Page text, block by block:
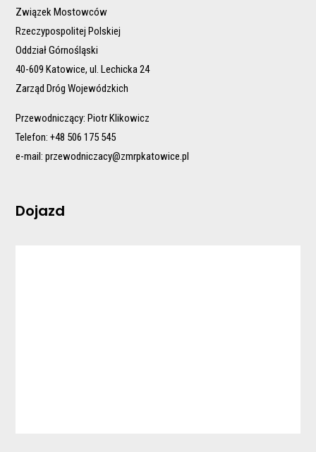
Związek Mostowców
Rzeczypospolitej Polskiej
Oddział Górnośląski
40-609 Katowice, ul. Lechicka 24
Zarząd Dróg Wojewódzkich
Przewodniczący: Piotr Klikowicz
Telefon: +48 506 175 545
e-mail:przewodniczacy@zmrpkatowice.pl
Dojazd